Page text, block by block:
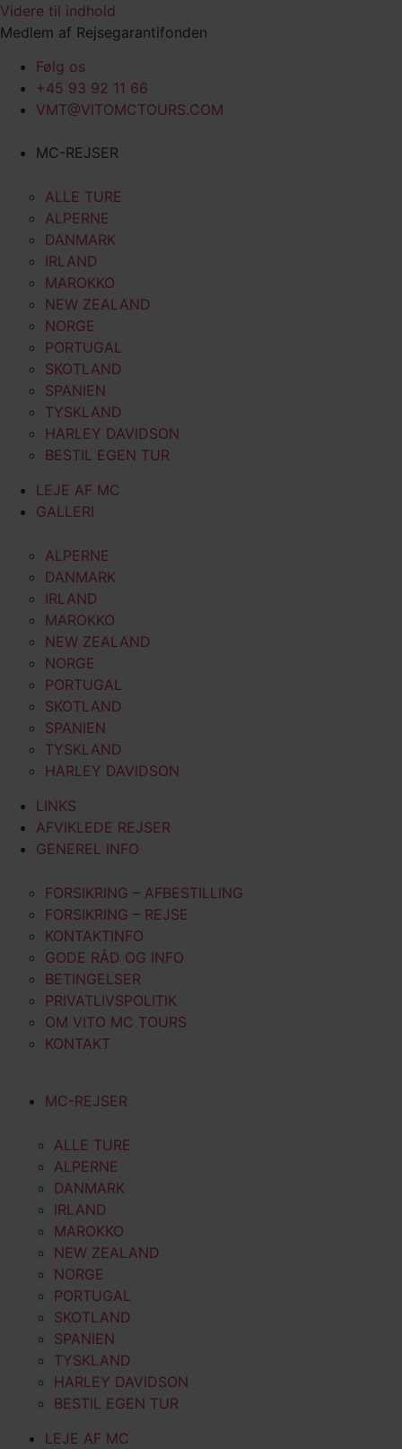
Videre til indhold
Medlem af Rejsegarantifonden
Følg os
+45 93 92 11 66
VMT@VITOMCTOURS.COM
MC-REJSER
ALLE TURE
ALPERNE
DANMARK
IRLAND
MAROKKO
NEW ZEALAND
NORGE
PORTUGAL
SKOTLAND
SPANIEN
TYSKLAND
HARLEY DAVIDSON
BESTIL EGEN TUR
LEJE AF MC
GALLERI
ALPERNE
DANMARK
IRLAND
MAROKKO
NEW ZEALAND
NORGE
PORTUGAL
SKOTLAND
SPANIEN
TYSKLAND
HARLEY DAVIDSON
LINKS
AFVIKLEDE REJSER
GENEREL INFO
FORSIKRING – AFBESTILLING
FORSIKRING – REJSE
KONTAKTINFO
GODE RÅD OG INFO
BETINGELSER
PRIVATLIVSPOLITIK
OM VITO MC TOURS
KONTAKT
MC-REJSER
ALLE TURE
ALPERNE
DANMARK
IRLAND
MAROKKO
NEW ZEALAND
NORGE
PORTUGAL
SKOTLAND
SPANIEN
TYSKLAND
HARLEY DAVIDSON
BESTIL EGEN TUR
LEJE AF MC